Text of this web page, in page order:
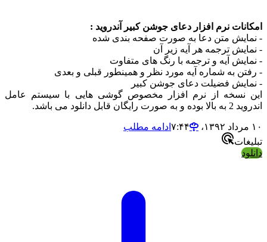
نرم افزار دعای جوشن کبیر آندروید :
نمایش متن دعا به صورت صفحه بندی شده
نمایش ترجمه هر آیه زیر آن
نمایش آیه و ترجمه با رنگ های متفاوت
رفتن به شماره آیه مورد نظر و همینطور قبلی و بعدی
نمایش فضیلت دعای جوشن کبیر
نسخه از نرم افزار مخصوص گوشی هایی با سیستم عامل
2 به بالا بوده و به صورت رایگان قابل
دانلودمی باشد.
۱۳۹۲،‏ ۷:۴۴
ادامه مطلب